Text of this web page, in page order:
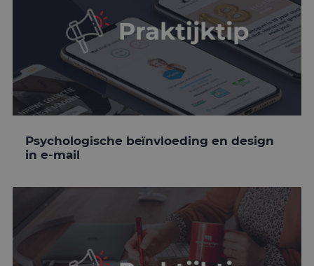
Psychologische beïnvloeding en design
in e-mail